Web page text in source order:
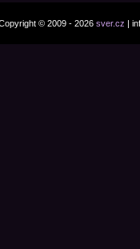
© 2009 - 2026 sver.cz |